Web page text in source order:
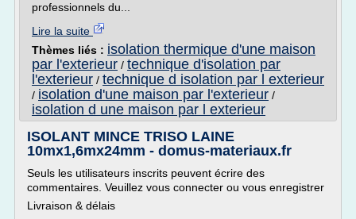
professionnels du...
Lire la suite
Thèmes liés : isolation thermique d'une maison
par l'exterieur / technique d'isolation par
l'exterieur / technique d isolation par l exterieur
/ isolation d'une maison par l'exterieur /
isolation d une maison par l exterieur
ISOLANT MINCE TRISO LAINE
10mx1,6mx24mm - domus-materiaux.fr
Seuls les utilisateurs inscrits peuvent écrire des
commentaires. Veuillez vous connecter ou vous enregistrer
Livraison & délais